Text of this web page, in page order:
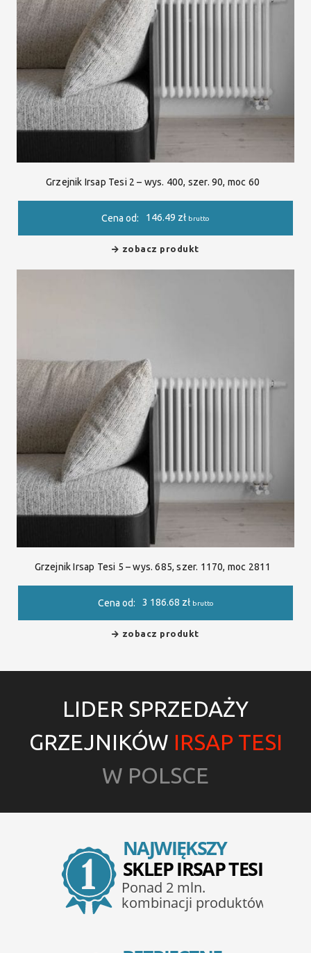
Grzejnik Irsap Tesi 2 – wys. 400, szer. 90, moc 60
Cena od: 146.49 zł brutto
zobacz produkt
Grzejnik Irsap Tesi 5 – wys. 685, szer. 1170, moc 2811
Cena od: 3 186.68 zł brutto
zobacz produkt
LIDER SPRZEDAŻY
GRZEJNIKÓW IRSAP TESI
W POLSCE